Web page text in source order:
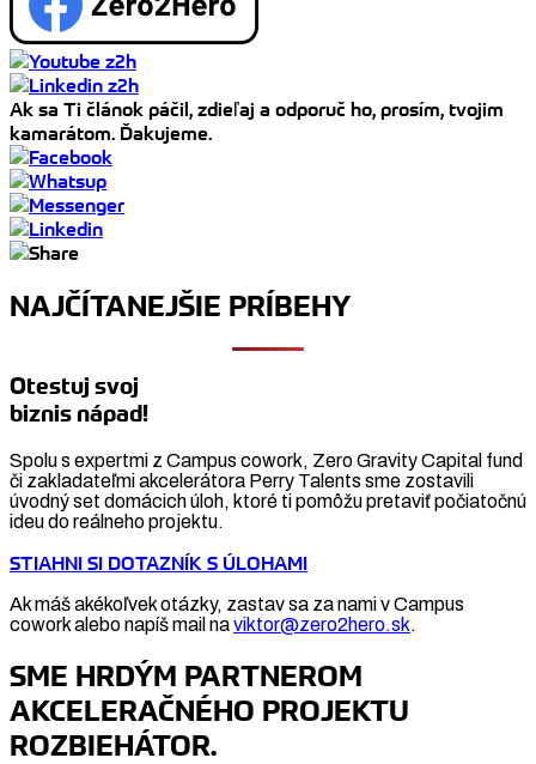
Ak sa Ti článok páčil, zdieľaj a odporuč ho, prosím, tvojim
kamarátom. Ďakujeme.
NAJČÍTANEJŠIE PRÍBEHY
Otestuj svoj
biznis nápad!
Spolu s expertmi z Campus cowork, Zero Gravity Capital fund
či zakladateľmi akcelerátora Perry Talents sme zostavili
úvodný set domácich úloh, ktoré ti pomôžu pretaviť počiatočnú
ideu do reálneho projektu.
STIAHNI SI DOTAZNÍK S ÚLOHAMI
Ak máš akékoľvek otázky, zastav sa za nami v Campus
cowork alebo napíš mail naviktor@zero2hero.sk.
SME HRDÝM PARTNEROM
AKCELERAČNÉHO PROJEKTU
ROZBIEHÁTOR.